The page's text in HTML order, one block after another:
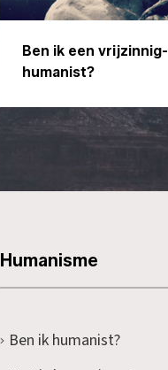
Ben ik een vrijzinnig-
humanist?
Humanisme
Ben ik humanist?